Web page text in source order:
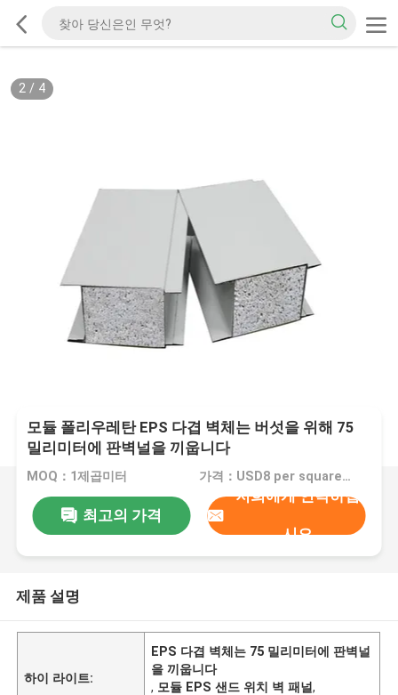
2/ 4
모듈 폴리우레탄 EPS 다겹 벽체는 버섯을 위해 75
밀리미터에 판벽널을 끼웁니다
MOQ：1제곱미터 가격：USD8 per square meter
최고의 가격
저희에게 연락하십
시오
제품 설명
하이 라이트:
EPS 다겹 벽체는 75 밀리미터에 판벽널
을 끼웁니다
, 모듈 EPS 샌드 위치 벽 패널,